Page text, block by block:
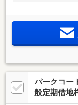
クセス。各住戸に
「築地」、2つの街
パークコー
般定期借地